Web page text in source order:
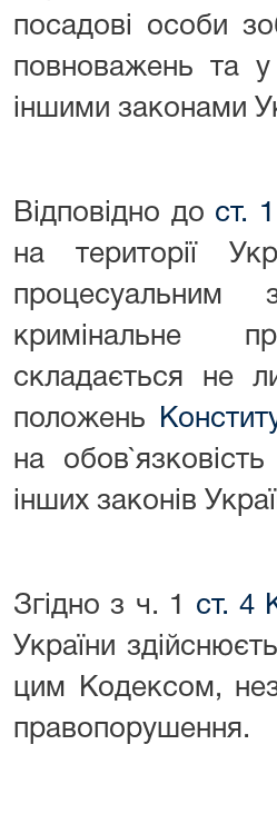
посадові особи
повноважень та
іншими законами
Відповідно до ст.
на території
процесуальним
кримінальне
складається не
положень
на
інших законів
Згідно з ч. 1 ст. 4
України
цим Кодексом,
правопорушення.